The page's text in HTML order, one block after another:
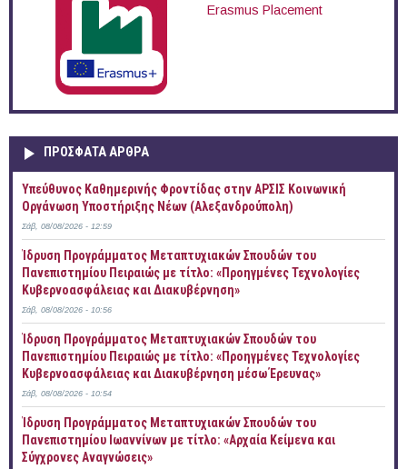
Erasmus Placement
ΠΡOΣΦΑΤΑ AΡΘΡΑ
Yπεύθυνος Καθημερινής Φροντίδας στην ΑΡΣΙΣ Κοινωνική
Οργάνωση Υποστήριξης Νέων (Αλεξανδρούπολη)
Σάβ, 08/08/2026 - 12:59
Ίδρυση Προγράμματος Μεταπτυχιακών Σπουδών του
Πανεπιστημίου Πειραιώς με τίτλο: «Προηγμένες Τεχνολογίες
Κυβερνοασφάλειας και Διακυβέρνηση»
Σάβ, 08/08/2026 - 10:56
Ίδρυση Προγράμματος Μεταπτυχιακών Σπουδών του
Πανεπιστημίου Πειραιώς με τίτλο: «Προηγμένες Τεχνολογίες
Κυβερνοασφάλειας και Διακυβέρνηση μέσω Έρευνας»
Σάβ, 08/08/2026 - 10:54
Ίδρυση Προγράμματος Μεταπτυχιακών Σπουδών του
Πανεπιστημίου Ιωαννίνων με τίτλο: «Αρχαία Κείμενα και
Σύγχρονες Αναγνώσεις»